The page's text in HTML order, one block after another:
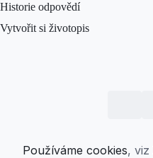
Historie odpovědí
Vytvořit si životopis
Používáme cookies, viz